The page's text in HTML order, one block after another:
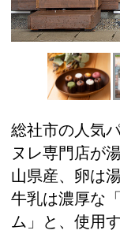
総社市の人気
ヌレ専門店が
山県産、卵は
牛乳は濃厚な
ム」と、使用